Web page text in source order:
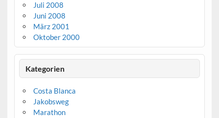
Juli 2008
Juni 2008
März 2001
Oktober 2000
Kategorien
Costa Blanca
Jakobsweg
Marathon